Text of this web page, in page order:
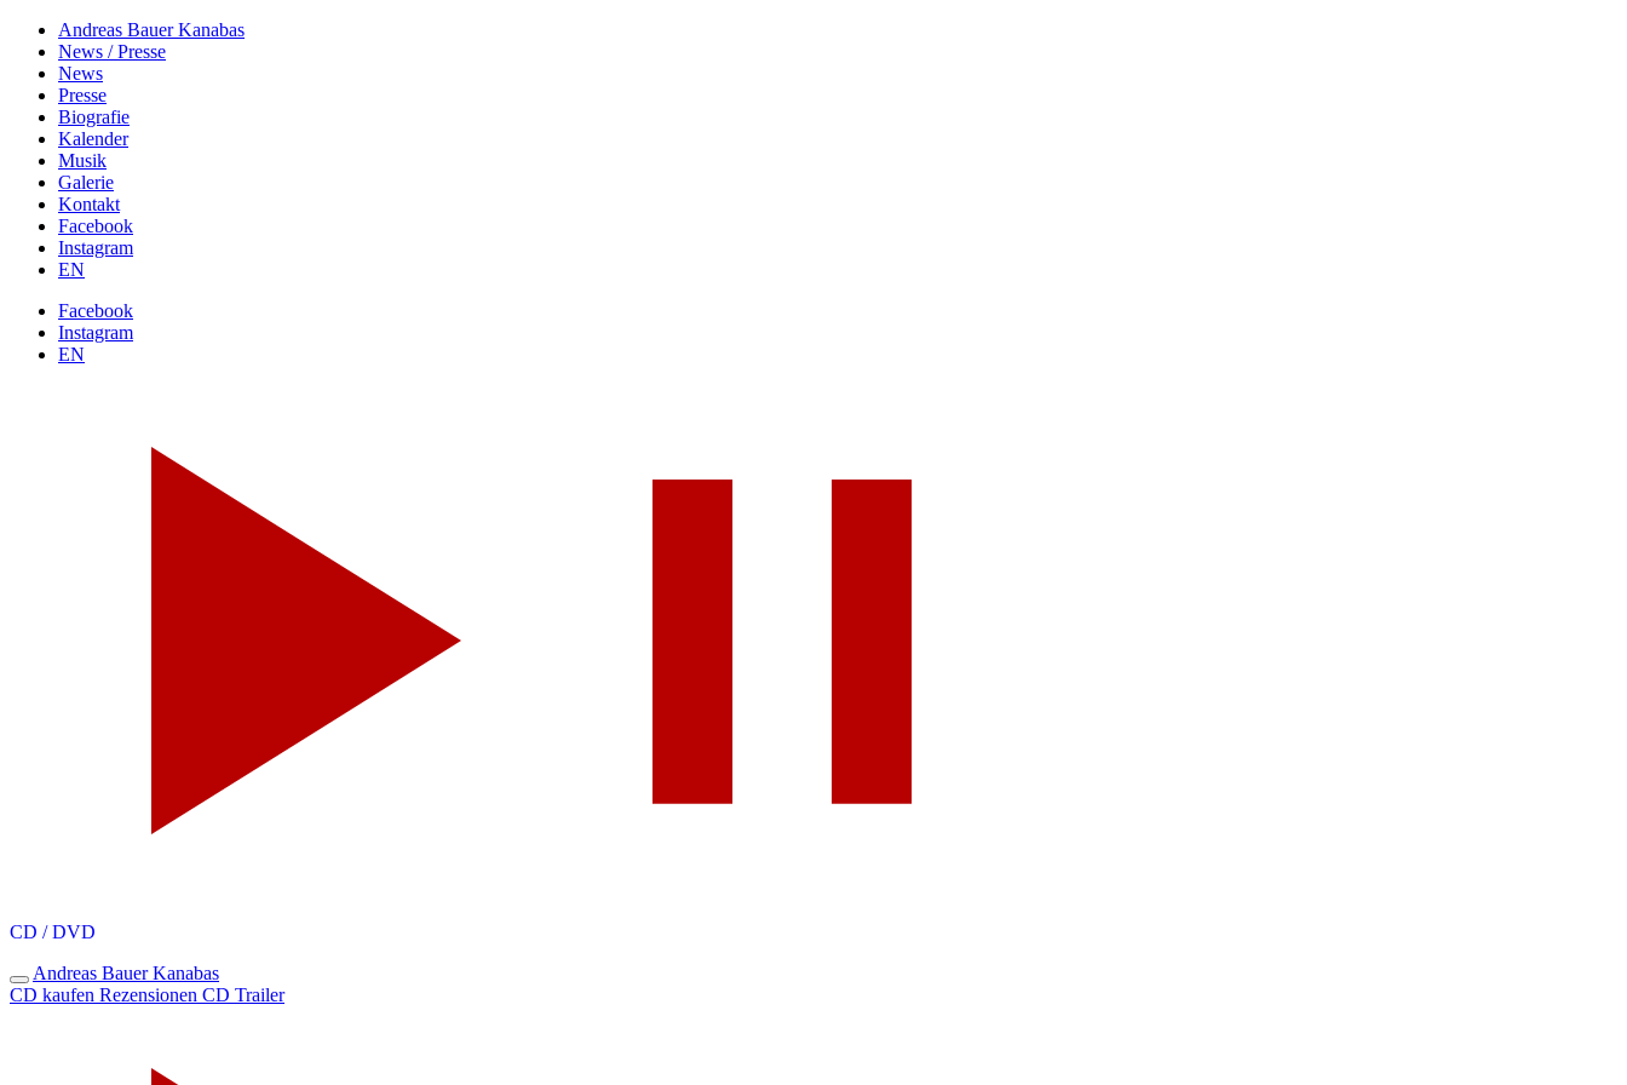
Andreas BauerKanabas
News / Presse
News
Presse
Biografie
Kalender
Musik
Galerie
Kontakt
Facebook
Instagram
EN
Facebook
Instagram
EN
CD / DVD
Andreas BauerKanabas
CD kaufen Rezensionen CD Trailer